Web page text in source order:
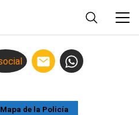
Mapa de la Policía